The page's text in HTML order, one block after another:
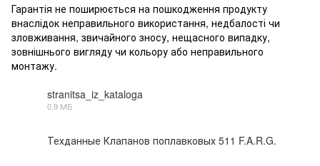
Гарантія не поширюється на пошкодження продукту
внаслідок неправильного використання, недбалості чи
зловживання, звичайного зносу, нещасного випадку,
зовнішнього вигляду чи кольору або неправильного
монтажу.
stranitsa_iz_kataloga
0.9 МБ
Техданные Клапанов поплавковых 511 F.A.R.G.